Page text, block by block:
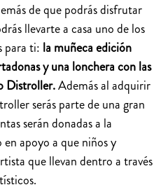
de que podrás disfrutar
llevarte a casa uno de los
para ti: la muñeca edición
y una lonchera con las
Distroller.Además al adquirir
serás parte de una gran
serán donadas a la
apoyo a que niños y
que llevan dentro a través